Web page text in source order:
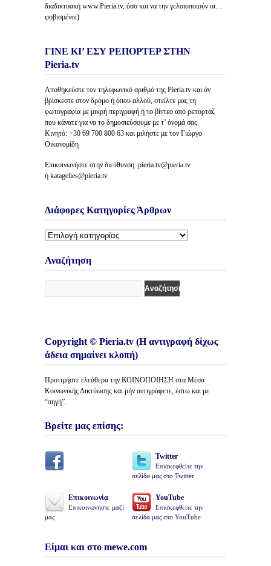
διαδικτυακή www.Pieria.tv, όσο και να την γελοιοποιούν οι…
φοβισμένοι)
ΓΙΝΕ ΚΙ’ ΕΣΥ ΡΕΠΟΡΤΕΡ ΣΤΗΝ
Pieria.tv
Αποθηκεύστε τον τηλεφωνικό αριθμό της Pieria.tv και άν
βρίσκεστε στον δρόμο ή όπου αλλού, στείλτε μας τη
φωτογραφία με μικρή περιγραφή ή το βίντεο από ρεπορτάζ
που κάνατε για να το δημοσιεύσουμε με τ’ όνομά σας.
Κινητό: +30 69 700 800 63 και μιλήστε με τον Γιώργο
Οικονομίδη
Επικοινωνήστε στην διεύθυνση: pieria.tv@pieria.tv
ή katagelies@pieria.tv
Διάφορες Κατηγορίες Άρθρων
Διάφορες
Άρθρων
Αναζήτηση
Copyright © Pieria.tv (Η αντιγραφή δίχως
άδεια σημαίνει κλοπή)
Προτιμήστε ελεύθερα την ΚΟΙΝΟΠΟΙΗΣΗ στα Μέσα
Κοινωνικής Δικτύωσης και μήν αντιγράφετε, έστω και με
“πηγή”.
Βρείτε μας επίσης:
Twitter
Επισκεφθείτε την
σελίδα μας στο Twitter
Επικοινωνία
Επικοινωνήστε μαζί
μας
YouTube
Επισκεφθείτε την
σελίδα μας στο YouTube
Είμαι και στο mewe.com